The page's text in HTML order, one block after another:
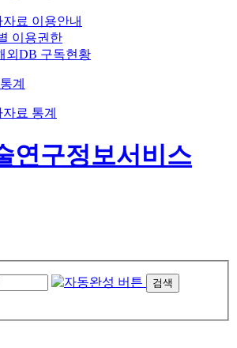
료 이용안내
이용권한
외DB 구독현황
계
료 통계
검색